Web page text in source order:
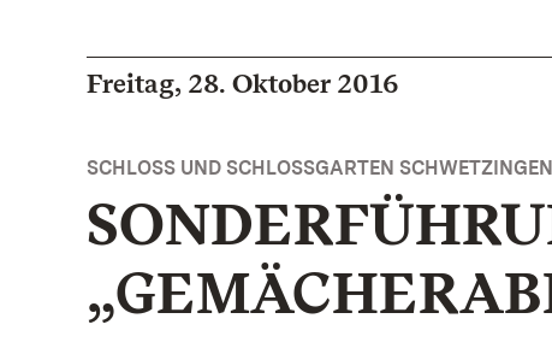
Freitag, 28. Oktober 2016
SCHLOSS UND SCHLOSSGARTEN